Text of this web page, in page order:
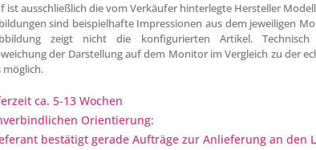
ist ausschließlich die vom Verkäufer hinterlegte Hersteller
sind beispielhafte Impressionen aus dem jeweiligen
zeigt nicht die konfigurierten Artikel.
der Darstellung auf dem Monitor im Vergleich zu der
möglich.
ca. 5-13 Wochen
Orientierung:
bestätigt gerade Aufträge zur Anlieferung an den